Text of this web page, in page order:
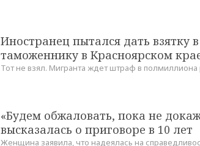
Иностранец пытался дать взятку
таможеннику в Красноярском
Тот не взял. Мигранта ждет штраф в полмиллиона
«Будем обжаловать, пока не
высказалась о приговоре в 10 лет
Женщина заявила, что надеялась на